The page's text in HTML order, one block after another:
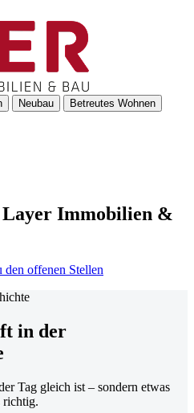
Neubau
Betreutes Wohnen
Immobilien &
den offenen Stellen
in der
Tag gleich ist – sondern etwas
richtig.